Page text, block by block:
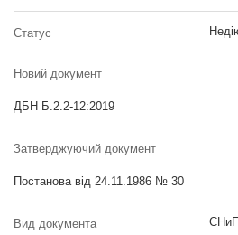
Статус
Новий документ
ДБН Б.2.2-12:2019
Затверджуючий документ
Постанова від 24.11.1986 № 30
Вид документа
СНиП